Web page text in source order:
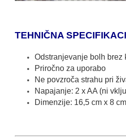
TEHNIČNA
Odstranjevanje bolh brez
Priročno za uporabo
Ne povzroča strahu pri
Napajanje: 2 x AA (ni
Dimenzije: 16,5 cm x 8